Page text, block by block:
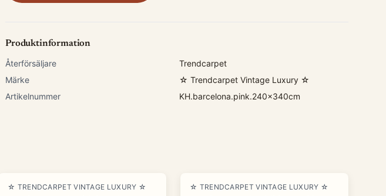
Produktinformation
Återförsäljare
Trendcarpet
Märke
☆ Trendcarpet Vintage Luxury ☆
Artikelnummer
KH.barcelona.pink.240x340cm
☆ TRENDCARPET VINTAGE LUXURY ☆ ☆ TRENDCARPET VINTAGE LUXURY ☆